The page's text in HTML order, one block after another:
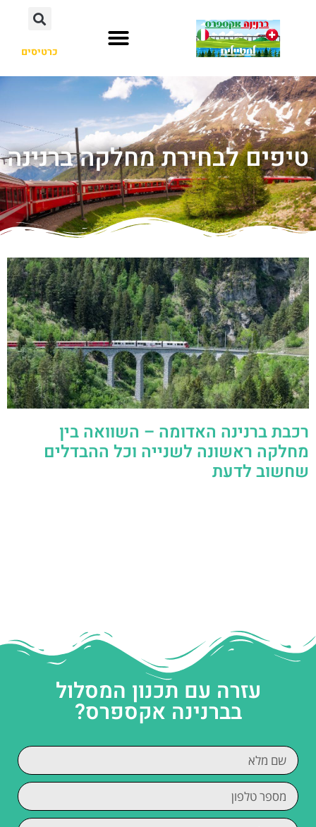
כרטיסים
טיפים לבחירת מחלקה ברנינה
רכבת ברנינה האדומה – השוואה בין
מחלקה ראשונה לשנייה וכל ההבדלים
שחשוב לדעת
עזרה עם תכנון המסלול
בברנינה אקספרס?